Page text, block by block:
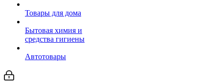
Товары для дома
Бытовая химия и
средства гигиены
Автотовары